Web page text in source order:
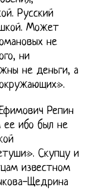
Русский
Может
не
ни
не деньги, а
Репин
ее ибо был не
Скупцу и
известном
Щедрина